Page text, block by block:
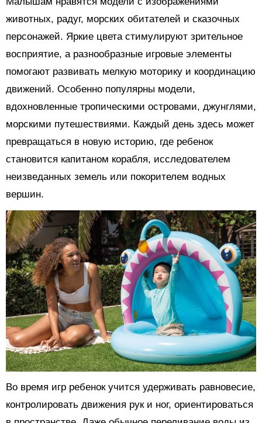
животных, радуг, морских обитателей и сказочных
персонажей. Яркие цвета стимулируют зрительное
восприятие, а разнообразные игровые элементы
помогают развивать мелкую моторику и координацию
движений. Особенно популярны модели,
вдохновленные тропическими островами, джунглями,
морскими путешествиями. Каждый день здесь может
превращаться в новую историю, где ребенок
становится капитаном корабля, исследователем
неизведанных земель или покорителем водных
вершин.
Во время игр ребенок учится удерживать равновесие,
контролировать движения рук и ног, ориентироваться